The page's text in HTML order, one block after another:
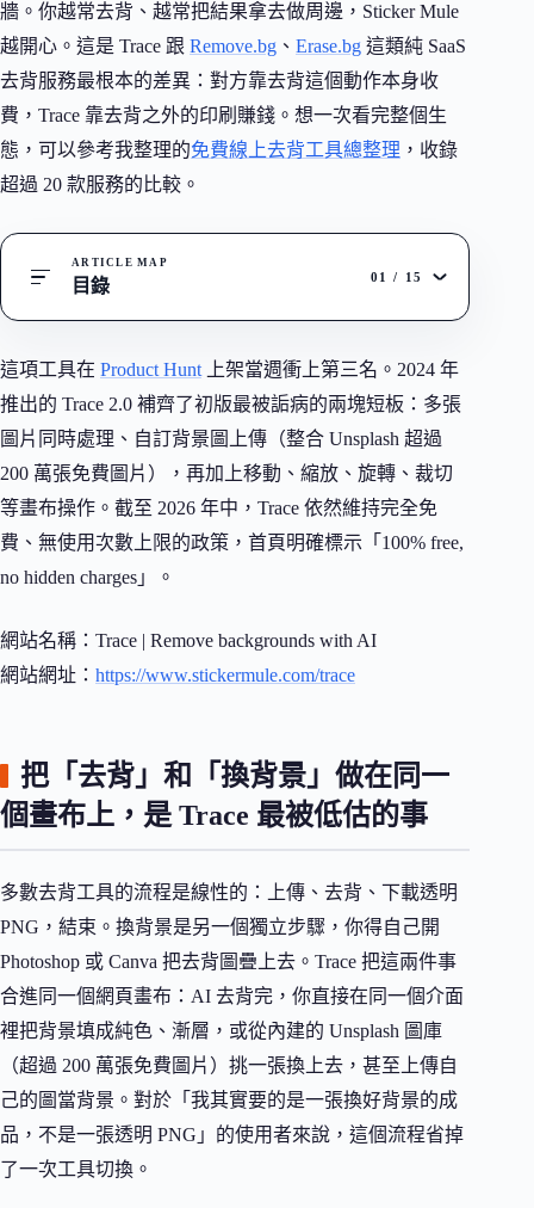
牆。你越常去背、越常把結果拿去做周邊，Sticker Mule
越開心。這是 Trace 跟 Remove.bg 、 Erase.bg 這類純 SaaS
去背服務最根本的差異：對方靠去背這個動作本身收
費，Trace 靠去背之外的印刷賺錢。想一次看完整個生
態，可以參考我整理的免費線上去背工具總整理 ，收錄
超過 20 款服務的比較。
ARTICLE MAP
目錄 01 / 15
這項工具在 Product Hunt 上架當週衝上第三名。2024 年
推出的 Trace 2.0 補齊了初版最被詬病的兩塊短板：多張
圖片同時處理、自訂背景圖上傳（整合 Unsplash 超過
200 萬張免費圖片），再加上移動、縮放、旋轉、裁切
等畫布操作。截至 2026 年中，Trace 依然維持完全免
費、無使用次數上限的政策，首頁明確標示「100% free,
no hidden charges」。
網站名稱：Trace | Remove backgrounds with AI
網站網址： https://www.stickermule.com/trace
把「去背」和「換背景」做在同一
個畫布上，是 Trace 最被低估的事
多數去背工具的流程是線性的：上傳、去背、下載透明
PNG，結束。換背景是另一個獨立步驟，你得自己開
Photoshop 或 Canva 把去背圖疊上去。Trace 把這兩件事
合進同一個網頁畫布：AI 去背完，你直接在同一個介面
裡把背景填成純色、漸層，或從內建的 Unsplash 圖庫
（超過 200 萬張免費圖片）挑一張換上去，甚至上傳自
己的圖當背景。對於「我其實要的是一張換好背景的成
品，不是一張透明 PNG」的使用者來說，這個流程省掉
了一次工具切換。